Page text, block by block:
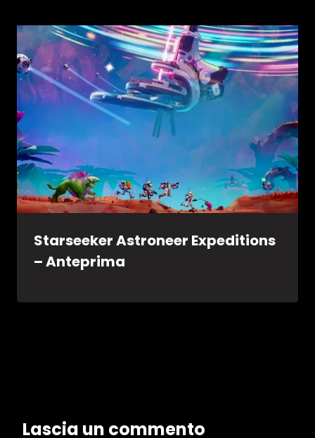
Starseeker Astroneer Expeditions
– Anteprima
Lascia un commento